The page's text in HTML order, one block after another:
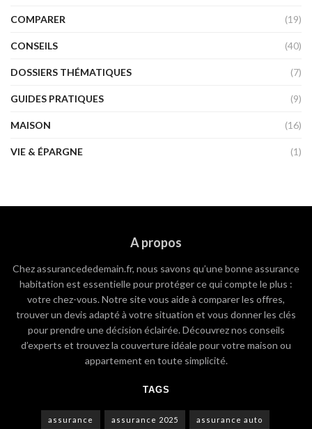
COMPARER (19)
CONSEILS (40)
DOSSIERS THÉMATIQUES (7)
GUIDES PRATIQUES (9)
MAISON (16)
VIE & ÉPARGNE (1)
A propos
Chez assurancededemain.fr, nous savons qu’une bonne assurance
habitation est essentielle pour protéger ce qui compte le plus :
votre chez-vous. Notre site vous aide à comparer les offres,
trouver un devis adapté à votre situation et vous donner les clés
pour prendre une décision éclairée. Découvrez nos conseils
d’experts et trouvez la couverture idéale pour votre maison ou
appartement en toute simplicité.
TAGS
assurance assurance 2025 assurance auto